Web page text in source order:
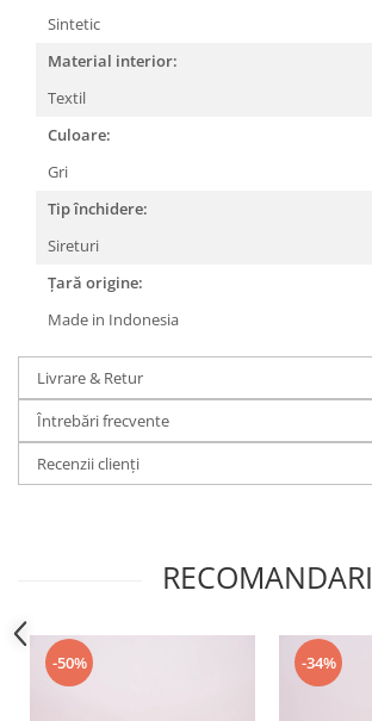
Sintetic
Material interior:
Textil
Culoare:
Gri
Tip închidere:
Sireturi
Țară origine:
Made in Indonesia
Livrare & Retur
Întrebări frecvente
Recenzii clienți
RECOMANDARI
-50% -34%